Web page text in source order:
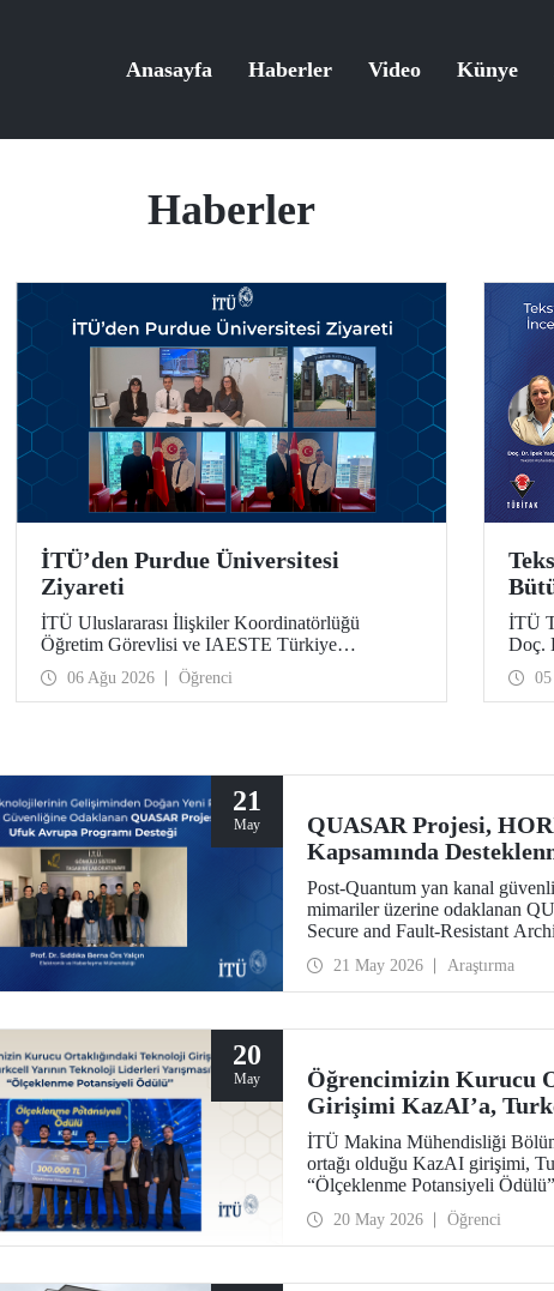
Anasayfa Haberler Video Künye
Haberler
İTÜ’den Purdue Üniversitesi
Ziyareti
İTÜ Uluslararası İlişkiler Koordinatörlüğü
Öğretim Görevlisi ve IAESTE Türkiye
Sorumlusu Cahit Okan, akademik ilişkileri ve iş
birliğini geliştirmek amacıyla 20-27 Temmuz
tarihlerinde ABD’de dünyanın önde gelen
06 Ağu 2026 Öğrenci
İTÜ
Doç.
21
May
QUASAR Projesi,
Kapsamında
Post-Quantum yan kanal
mimariler üzerine odaklanan
Secure and Fault-Resistant
hak kazandı.
21 May 2026 Araştırma
20
May
Öğrencimizin Kurucu
Girişimi KazAI’a,
Yarışmasında
İTÜ Makina Mühendisliği
ortağı olduğu KazAI girişimi,
“Ölçeklenme Potansiyeli
öğrenciler, girişimlerinde yapay
araya getirdi.
20 May 2026 Öğrenci